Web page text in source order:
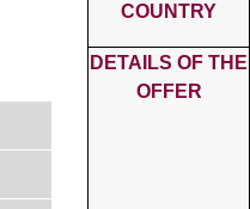
COUNTRY
DETAILS OF THE
OFFER